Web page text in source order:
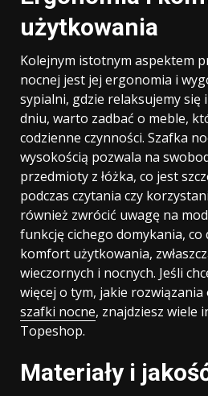
użytkowania
Kolejnym istotnym aspektem
nocnej jest jej ergonomia i
sypialni, gdzie relaksujemy się i
dniu, warto zadbać o meble,
codzienne czynności. Szafka
wysokością pozwala na
przedmioty z łóżka, co jest
podczas czytania czy
również zwrócić uwagę na
funkcję cichego domykania,
komfort użytkowania,
wieczornych i nocnych. Jeśli
więcej o tym, jakie
szafki nocne, znajdziesz wiele
Topeshop.
Materiały i